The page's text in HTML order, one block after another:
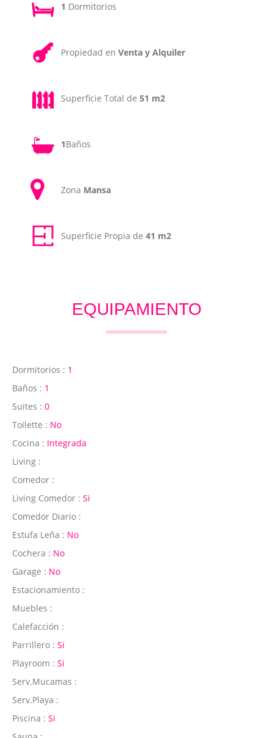
1 Dormitorios
Propiedad en Venta y Alquiler
Superficie Total de 51 m2
1Baños
Zona Mansa
Superficie Propia de 41 m2
EQUIPAMIENTO
Dormitorios : 1
Baños : 1
Suites : 0
Toilette : No
Cocina : Integrada
Living :
Comedor :
Living Comedor : Si
Comedor Diario :
Estufa Leña : No
Cochera : No
Garage : No
Estacionamiento :
Muebles :
Calefacción :
Parrillero : Si
Playroom : Si
Serv.Mucamas :
Serv.Playa :
Piscina : Si